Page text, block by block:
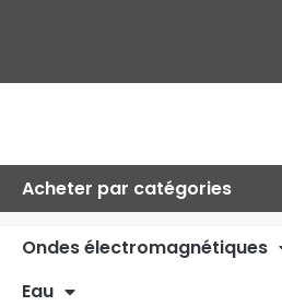
Acheter par catégories
Ondes électromagnétiques
Eau